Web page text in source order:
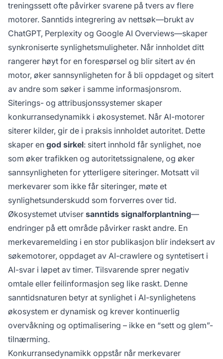
treningssett ofte påvirker svarene på tvers av flere
motorer. Sanntids integrering av nettsøk—brukt av
ChatGPT, Perplexity og Google AI Overviews—skaper
synkroniserte synlighetsmuligheter. Når innholdet ditt
rangerer høyt for en forespørsel og blir sitert av én
motor, øker sannsynligheten for å bli oppdaget og sitert
av andre som søker i samme informasjonsrom.
Siterings- og attribusjonssystemer skaper
konkurransedynamikk i økosystemet. Når AI-motorer
siterer kilder, gir de i praksis innholdet autoritet. Dette
skaper en god sirkel: sitert innhold får synlighet, noe
som øker trafikken og autoritetssignalene, og øker
sannsynligheten for ytterligere siteringer. Motsatt vil
merkevarer som ikke får siteringer, møte et
synlighetsunderskudd som forverres over tid.
Økosystemet utviser sanntids signalforplantning—
endringer på ett område påvirker raskt andre. En
merkevaremelding i en stor publikasjon blir indeksert av
søkemotorer, oppdaget av AI-crawlere og syntetisert i
AI-svar i løpet av timer. Tilsvarende sprer negativ
omtale eller feilinformasjon seg like raskt. Denne
sanntidsnaturen betyr at synlighet i AI-synlighetens
økosystem er dynamisk og krever kontinuerlig
overvåkning og optimalisering – ikke en “sett og glem”-
tilnærming.
Konkurransedynamikk oppstår når merkevarer